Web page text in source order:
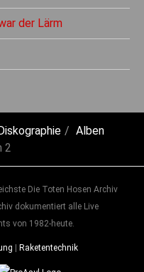
der Lärm
Alben
2
Die Toten Hosen Archiv
dokumentiert alle Live
von 1982-heute.
Raketentechnik